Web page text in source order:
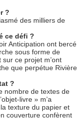
?
des milliers de
ce défi ?
Anticipation ont bercé
sous forme de
sur ce projet m’ont
que perpétue Rivière
?
nombre de textes de
livre » m’a
texture du papier et
couverture confèrent